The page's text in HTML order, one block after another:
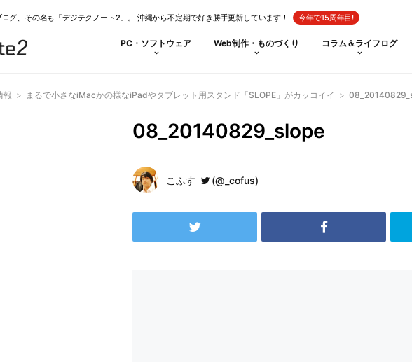
グ、その名も「デジテクノート2」。 沖縄から不定期で好き勝手更新しています！ 今年で15周年目!
PC・ソフトウェア Web制作・ものづくり コラム＆ライフログ
報 > まるで小さなiMacかの様なiPadやタブレット用スタンド「SLOPE」がカッコイイ >
08_20140829_slope
こふす (@_cofus)